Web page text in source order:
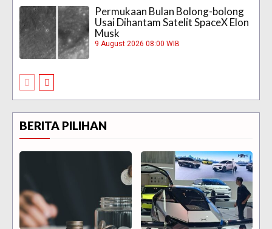
Permukaan Bulan Bolong-bolong
Usai Dihantam Satelit SpaceX Elon
Musk
9 August 2026 08:00 WIB
BERITA PILIHAN